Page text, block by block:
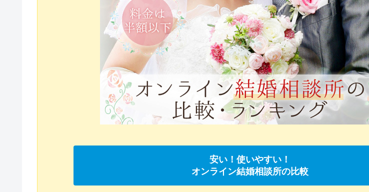
安い！使いやすい！
オンライン結婚相談所の比較